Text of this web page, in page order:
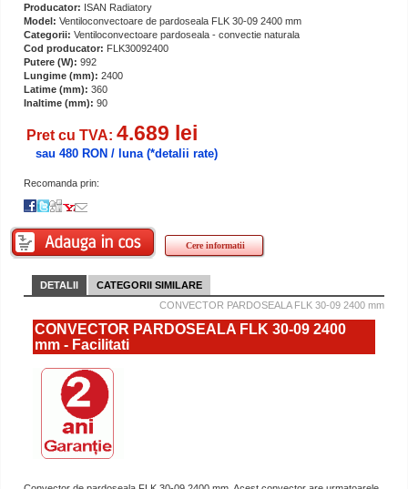
Producator: ISAN Radiatory
Model: Ventiloconvectoare de pardoseala FLK 30-09 2400 mm
Categorii: Ventiloconvectoare pardoseala - convectie naturala
Cod producator: FLK30092400
Putere (W): 992
Lungime (mm): 2400
Latime (mm): 360
Inaltime (mm): 90
Pret cu TVA: 4.689 lei
sau 480 RON / luna (*detalii rate)
Recomanda prin:
Cere informatii
DETALII
CATEGORII SIMILARE
CONVECTOR PARDOSEALA FLK 30-09 2400 mm
CONVECTOR PARDOSEALA FLK 30-09 2400
mm - Facilitati